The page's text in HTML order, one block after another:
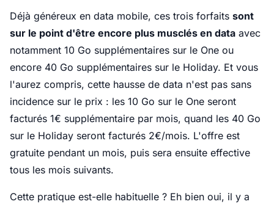
Déjà généreux en data mobile, ces trois forfaits sont
sur le point d'être encore plus musclés en data avec
notamment 10 Go supplémentaires sur le One ou
encore 40 Go supplémentaires sur le Holiday. Et vous
l'aurez compris, cette hausse de data n'est pas sans
incidence sur le prix : les 10 Go sur le One seront
facturés 1€ supplémentaire par mois, quand les 40 Go
sur le Holiday seront facturés 2€/mois. L'offre est
gratuite pendant un mois, puis sera ensuite effective
tous les mois suivants.
Cette pratique est-elle habituelle ? Eh bien oui, il y a